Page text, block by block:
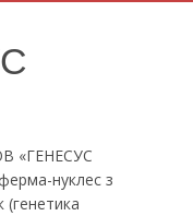
«ГЕНЕСУС
нуклес з